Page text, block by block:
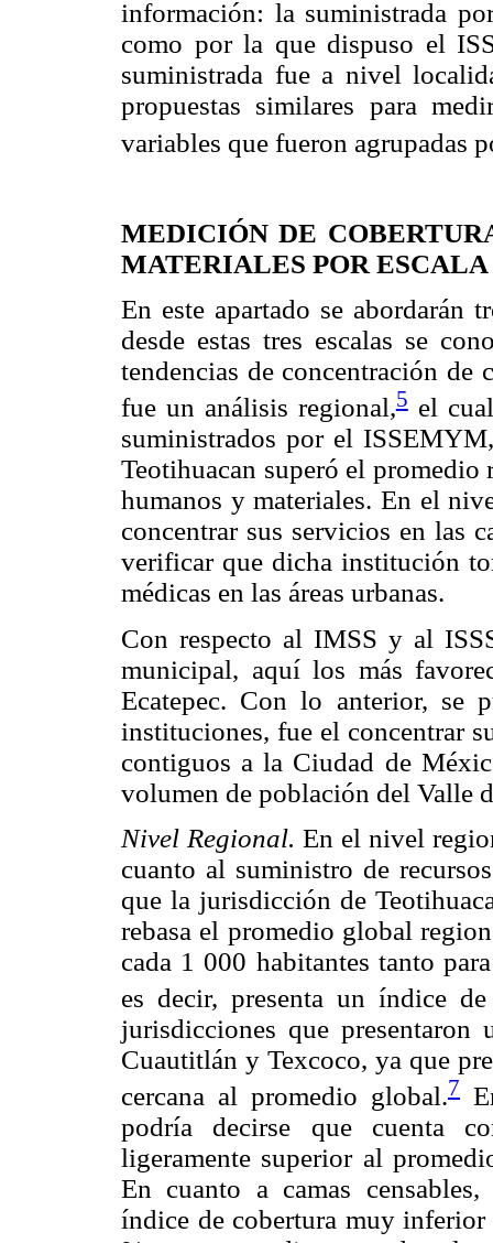
información: la suministrada
como por la que dispuso el
suministrada fue a nivel
propuestas similares para
variables que fueron agrupadas
MEDICIÓN DE
MATERIALES POR
En este apartado se abordarán
desde estas tres escalas se
tendencias de concentración
fue un análisis regional,5el cual
suministrados por el
Teotihuacan superó el promedio
humanos y materiales. En el
concentrar sus servicios en las
verificar que dicha institución
médicas en las áreas urbanas.
Con respecto al IMSS y al
municipal, aquí los más
Ecatepec. Con lo anterior, se
instituciones, fue el concentrar
contiguos a la Ciudad de
volumen de población del Valle
Nivel Regional. En el nivel
cuanto al suministro de
que la jurisdicción de
rebasa el promedio global
cada 1 000 habitantes tanto
es decir, presenta un índice
jurisdicciones que presentaron
Cuautitlán y Texcoco, ya que
cercana al promedio global.7
podría decirse que cuenta
ligeramente superior al
En cuanto a camas
índice de cobertura muy